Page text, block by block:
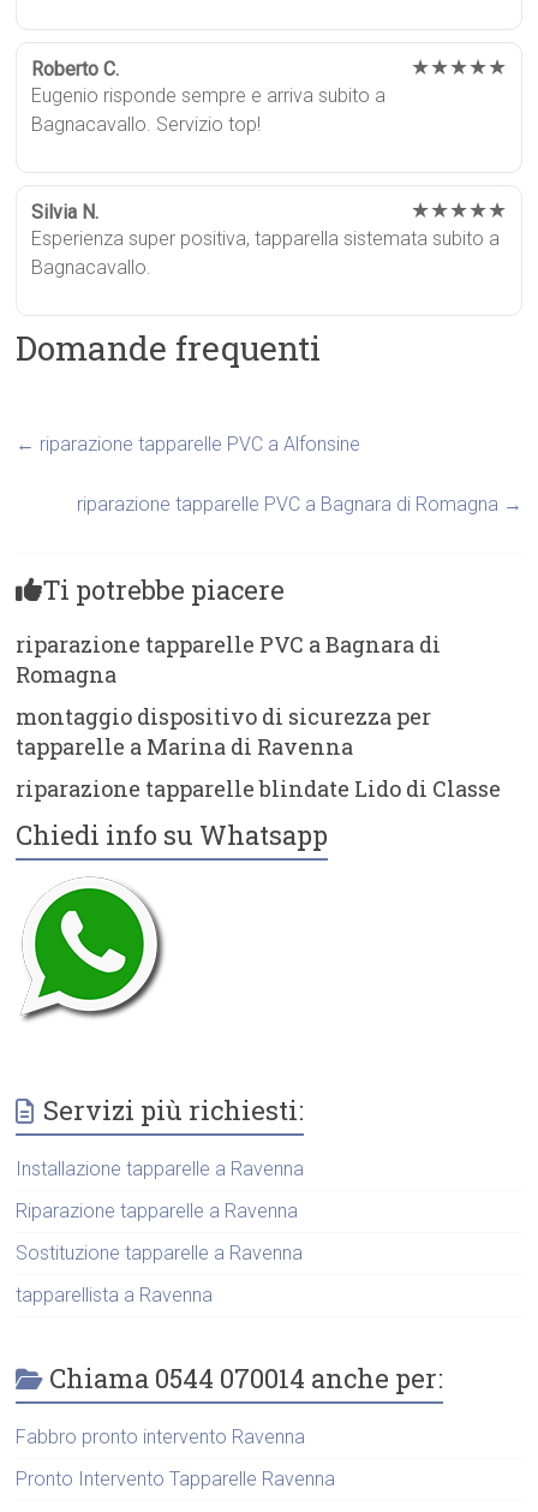
Roberto C. ★★★★★
Eugenio risponde sempre e arriva subito a
Bagnacavallo. Servizio top!
Silvia N. ★★★★★
Esperienza super positiva, tapparella sistemata subito a
Bagnacavallo.
Domande frequenti
← riparazione tapparelle PVC a Alfonsine
riparazione tapparelle PVC a Bagnara di Romagna →
Ti potrebbe piacere
riparazione tapparelle PVC a Bagnara di
Romagna
montaggio dispositivo di sicurezza per
tapparelle a Marina di Ravenna
riparazione tapparelle blindate Lido di Classe
Chiedi info su Whatsapp
Servizi più richiesti:
Installazione tapparelle a Ravenna
Riparazione tapparelle a Ravenna
Sostituzione tapparelle a Ravenna
tapparellista a Ravenna
Chiama 0544 070014 anche per:
Fabbro pronto intervento Ravenna
Pronto Intervento Tapparelle Ravenna